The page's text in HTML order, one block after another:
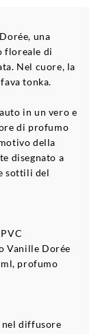
una
floreale di
Nel cuore, la
tonka.
in un vero e
di profumo
della
disegnato a
sottili del
Vanille Dorée
profumo
diffusore